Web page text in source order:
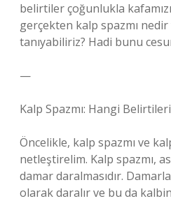
belirtiler çoğunlukla kafamızı
gerçekten kalp spazmı
tanıyabiliriz? Hadi bunu
—
Kalp Spazmı: Hangi
Öncelikle, kalp spazmı ve
netleştirelim. Kalp spazmı,
damar daralmasıdır.
olarak daralır ve bu da kalbin